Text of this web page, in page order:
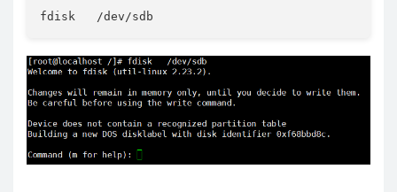
fdisk   /dev/sdb